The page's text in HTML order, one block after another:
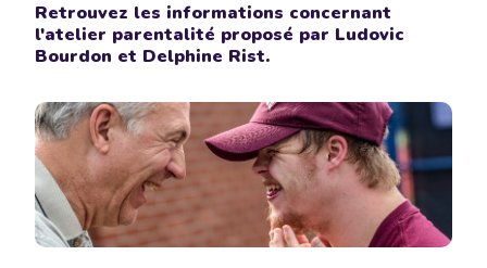
Retrouvez les informations concernant
l'atelier parentalité proposé par Ludovic
Bourdon et Delphine Rist.